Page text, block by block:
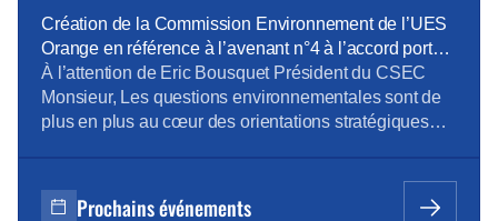
des périmètres électoraux, notamment pour
déterminer la représentativité syndicale au regard de
la convention collective des télécommunications. Or,
à l’issue des élections professionnelles de novembre
2023, […]
Création de la Commission Environnement de l’UES
Orange en référence à l’avenant n°4 à l’accord portant
sur le dialogue social au sein de l’UES Orange _
document du 24 octobre 2023
À l’attention de Eric Bousquet Président du CSEC
Monsieur, Les questions environnementales sont de
plus en plus au cœur des orientations stratégiques
Fallacher dans le Live « Lancement du programme
Prochains événements